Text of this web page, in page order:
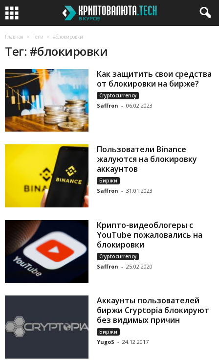
Главная Теги #блокировки
Тег: #блокировки
Как защитить свои средства
от блокировки на бирже?
Cryptocurrency
Saffron - 06.02.2023
Пользователи Binance
жалуются на блокировку
аккаунтов
Биржи
Saffron - 31.01.2023
Крипто-видеоблогеры с
YouTube пожаловались на
блокировки
Cryptocurrency
Saffron - 25.02.2020
Аккаунты пользователей
биржи Cryptopia блокируют
без видимых причин
Биржи
YugoS - 24.12.2017